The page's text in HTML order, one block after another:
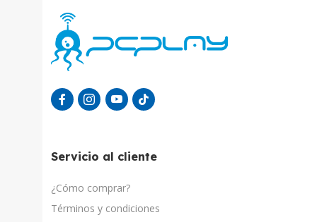
Servicio al cliente
¿Cómo comprar?
Términos y condiciones